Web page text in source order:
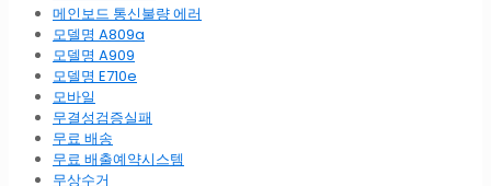
메인보드 통신불량 에러
모델명 A809a
모델명 A909
모델명 E710e
모바일
무결성검증실패
무료 배송
무료 배출예약시스템
무상수거